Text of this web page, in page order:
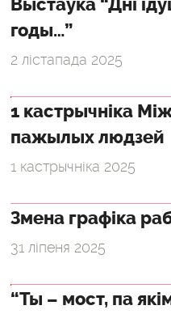
Выстаўка “Дні
годы…”
2 лістапада 2025
1 кастрычніка
пажылых людзей
1 кастрычніка 2025
Змена графіка
31 ліпеня 2025
“Ты – мост, па